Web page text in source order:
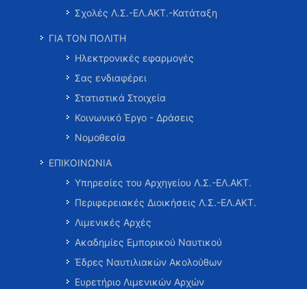
Σχολές Λ.Σ.-ΕΛ.ΑΚΤ.-Κατάταξη
ΓΙΑ ΤΟΝ ΠΟΛΙΤΗ
Ηλεκτρονικές εφαρμογές
Σας ενδιαφέρει
Στατιστικά Στοιχεία
Κοινωνικό Έργο - Δράσεις
Νομοθεσία
ΕΠΙΚΟΙΝΩΝΙΑ
Υπηρεσίες του Αρχηγείου Λ.Σ.-ΕΛ.ΑΚΤ.
Περιφερειακές Διοικήσεις Λ.Σ.-ΕΛ.ΑΚΤ.
Λιμενικές Αρχές
Ακαδημίες Εμπορικού Ναυτικού
Έδρες Ναυτιλιακών Ακολούθων
Ευρετήριο Λιμενικών Αρχών